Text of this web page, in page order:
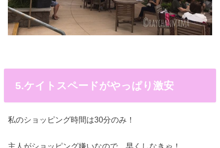
5.ケイトスペードがやっぱり激安
私のショッピング時間は30分のみ！
主人がショッピング嫌いなので、早くしなきゃ！